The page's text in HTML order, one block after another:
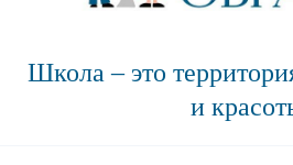
Школа – это
и